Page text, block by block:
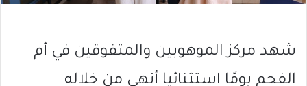
شهد مركز الموهوبين والمتفوقين في أم
الفحم يومًا استثنائيا أنهى من خلاله